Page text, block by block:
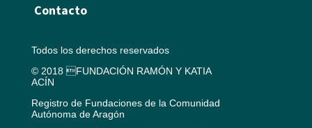
Contacto
Todos los derechos reservados
© 2018 FUNDACIÓN RAMÓN Y KATIA
ACÍN
Registro de Fundaciones de la Comunidad
Autónoma de Aragón